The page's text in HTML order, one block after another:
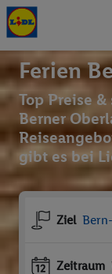
Ferien
Top Preise
Berner
gibt es bei
Ziel
Zeitraum